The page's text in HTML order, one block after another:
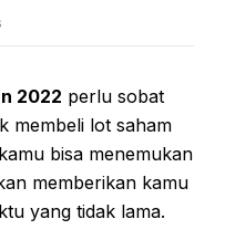
2022 perlu sobat
membeli lot saham
bisa menemukan
memberikan kamu
yang tidak lama.